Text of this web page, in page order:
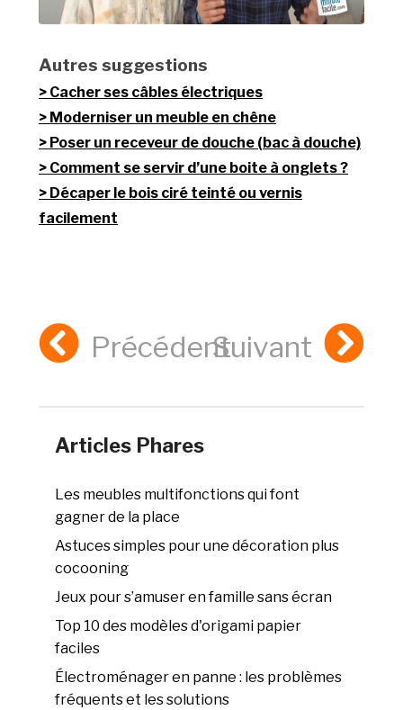
Autres suggestions
Cacher ses câbles électriques
Moderniser un meuble en chêne
Poser un receveur de douche (bac à douche)
Comment se servir d’une boite à onglets ?
Décaper le bois ciré teinté ou vernis
facilement
PrécédentSuivant
Articles Phares
Les meubles multifonctions qui font
gagner de la place
Astuces simples pour une décoration plus
cocooning
Jeux pour s’amuser en famille sans écran
Top 10 des modèles d'origami papier
faciles
Électroménager en panne : les problèmes
fréquents et les solutions